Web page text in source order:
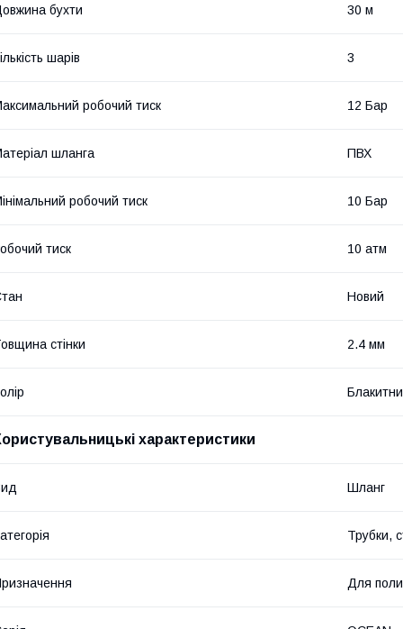
бухти 30 м
шарів 3
робочий тиск 12 Бар
шланга ПВХ
робочий тиск 10 Бар
тиск 10 атм
Новий
стінки 2.4 мм
характеристики
Шланг
Трубки,
Для